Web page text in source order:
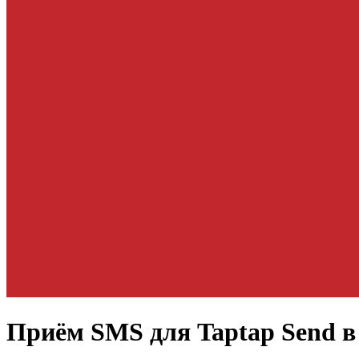
Приём SMS для Taptap Send